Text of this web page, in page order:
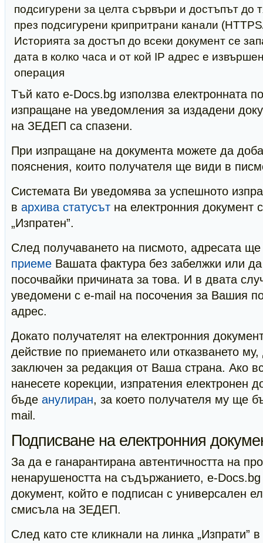
подсигурени за целта сървъри и достъпът до
през подсигурени крипритрани канали
Историята за достъп до всеки документ се
дата в колко часа и от кой IP адрес е
операция
Тъй като e-Docs.bg използва електронната
изпращане на уведомления за издадени
на ЗЕДЕП са спазени.
При изпращане на документа можете да
пояснения, които получателя ще види в
Системата Ви уведомява за успешното
в архива статусът на електронния документ
„Изпратен”.
След получаването на писмото, адресата
приеме Вашата фактура без забелжки или
посочвайки причината за това. И в двата
уведомени с e-mail на посочения за Вашия
адрес.
Докато получателят на електронния
действие по приемането или отказването
заключен за редакция от Ваша страна. Ако
нанесете корекции, изпратения електронен
бъде анулиран, за което получателя му ще
mail.
Подписване на електронния
За да е ганарантирана автентичността на
ненарушеността на съдържанието, e-
документ, който е подписан с универсален
смисъла на ЗЕДЕП.
След като сте кликнали на линка „Изпрати” в